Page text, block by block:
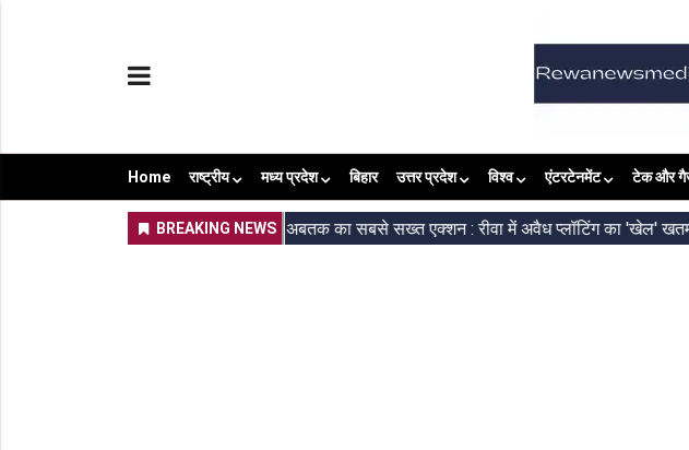
Home राष्ट्रीय मध्य प्रदेश बिहार उत्तर प्रदेश विश्व एंटरटेनमेंट टेक और